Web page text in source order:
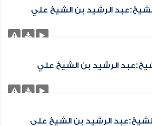
الرشيد بن الشيخ علي
الرشيد بن الشيخ علي
الرشيد بن الشيخ علي